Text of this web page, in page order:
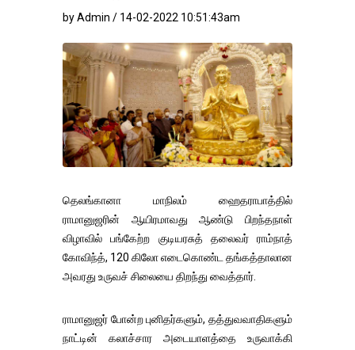
by Admin / 14-02-2022 10:51:43am
தெலங்கானா மாநிலம் ஹைதராபாத்தில்
ராமானுஜரின் ஆயிரமாவது ஆண்டு பிறந்தநாள்
விழாவில் பங்கேற்ற குடியரசுத் தலைவர் ராம்நாத்
கோவிந்த், 120 கிலோ எடைகொண்ட தங்கத்தாலான
அவரது உருவச் சிலையை திறந்து வைத்தார்.
ராமானுஜர் போன்ற புனிதர்களும், தத்துவவாதிகளும்
நாட்டின் கலாச்சார அடையாளத்தை உருவாக்கி